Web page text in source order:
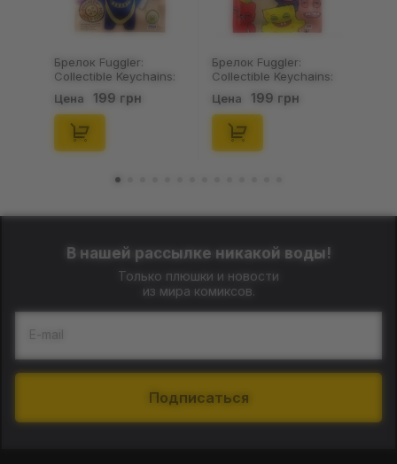
Брелок Fuggler:
Collectible Keychains:
Gold Edition: Series 3
(Blind Box: 1 з 24),
(11550)
Цена 199 грн
Брелок Fuggler:
Collectible Keychains:
Series 2 (Blind Box: 1 з
46), (15475)
Цена 199 грн
В нашей рассылке никакой воды!
Только плюшки и новости
из мира комиксов.
E-mail
Подписаться